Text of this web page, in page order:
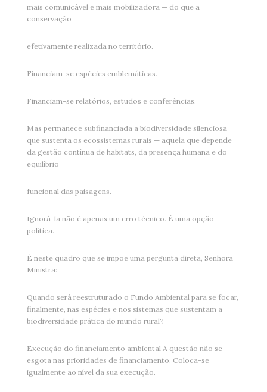
mais comunicável e mais mobilizadora — do que a
conservação
efetivamente realizada no território.
Financiam-se espécies emblemáticas.
Financiam-se relatórios, estudos e conferências.
Mas permanece subfinanciada a biodiversidade silenciosa
que sustenta os ecossistemas rurais — aquela que depende
da gestão contínua de habitats, da presença humana e do
equilíbrio
funcional das paisagens.
Ignorá-la não é apenas um erro técnico. É uma opção
política.
É neste quadro que se impõe uma pergunta direta, Senhora
Ministra:
Quando será reestruturado o Fundo Ambiental para se focar,
finalmente, nas espécies e nos sistemas que sustentam a
biodiversidade prática do mundo rural?
Execução do financiamento ambiental A questão não se
esgota nas prioridades de financiamento. Coloca-se
igualmente ao nível da sua execução.